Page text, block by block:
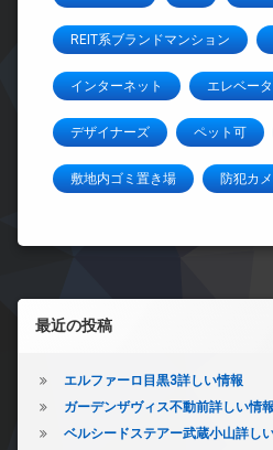
REIT系ブランドマンション
インターネット エレベー
デザイナーズ ペット可
敷地内ゴミ置き場 防犯カ
左サイドバー
最近の投稿
エルファーロ目黒3詳しい情報
ガーデンザヴィス不動前詳しい情報
ベルシードステアー武蔵小山詳し